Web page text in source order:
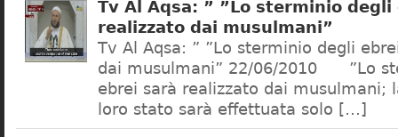
Tv Al Aqsa: ” ”Lo sterminio degli
realizzato dai musulmani”
Tv Al Aqsa: ” ”Lo sterminio degli
dai musulmani” 22/06/2010 ”Lo
ebrei sarà realizzato dai musulmani;
loro stato sarà effettuata solo […]